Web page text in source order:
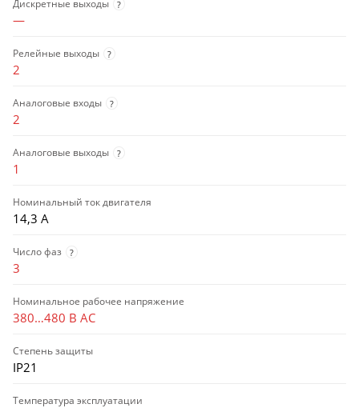
Дискретные выходы ?
—
Релейные выходы ?
2
Аналоговые входы ?
2
Аналоговые выходы ?
1
Номинальный ток двигателя
14,3 А
Число фаз ?
3
Номинальное рабочее напряжение
380…480 В AC
Степень защиты
IP21
Температура эксплуатации